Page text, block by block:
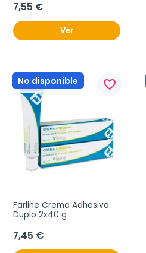
7,55 €
Ver
No disponible favorite_border
Farline Crema Adhesiva
Duplo 2x40 g
7,45 €